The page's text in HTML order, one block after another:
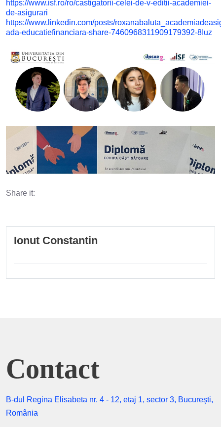
https://www.isf.ro/ro/castigatorii-celei-de-v-editii-academiei-
de-asigurari
https://www.linkedin.com/posts/
ada-educatiefinanciara-share-7460968311909179392-8Iuz
Share it:
Ionut Constantin
Contact
B-dul Regina Elisabeta nr. 4 - 12, etaj 1, sector 3, Bucureşti,
România